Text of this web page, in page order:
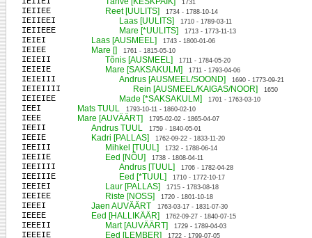
1731
IEIIEE Reet [UULITS] 1734 - 1788-10-14
IEIIEEI Laas [UULITS] 1710 - 1789-03-11
IEIIEEE Mare [*UULITS] 1713 - 1773-11-13
IEIEI Laas [AUSMEEL] 1743 - 1800-01-06
IEIEE Mare [] 1761 - 1815-05-10
IEIEII Tõnis [AUSMEEL] 1711 - 1784-05-20
IEIEIE Mare [SAKSAKULM] 1711 - 1793-04-06
IEIEIII Andrus [AUSMEEL/SOOND] 1690 - 1773-09-21
IEIEIIII Rein [AUSMEEL/KAIGAS/NOOR] 1650
IEIEIEE Made [*SAKSAKULM] 1701 - 1763-03-10
IEEI Mats TUUL 1793-10-11 - 1860-02-10
IEEE Mare [AUVÄÄRT] 1795-02-02 - 1865-04-07
IEEII Andrus TUUL 1759 - 1840-05-01
IEEIE Kadri [PALLAS] 1762-09-22 - 1833-11-20
IEEIII Mihkel [TUUL] 1732 - 1788-06-14
IEEIIE Eed [NÕU] 1738 - 1808-04-11
IEEIIII Andrus [TUUL] 1706 - 1782-04-28
IEEIIIE Eed [*TUUL] 1710 - 1772-10-17
IEEIEI Laur [PALLAS] 1715 - 1783-08-18
IEEIEE Riste [NOSS] 1720 - 1801-10-18
IEEEI Jaen AUVÄÄRT 1763-03-17 - 1831-07-30
IEEEE Eed [HALLIKÄÄR] 1762-09-27 - 1840-07-15
IEEEII Mart [AUVÄÄRT] 1729 - 1789-04-03
IEEEIE Eed [LEMBER] 1722 - 1799-07-05